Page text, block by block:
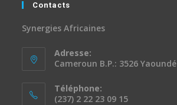
Contacts
Synergies Africaines
Adresse:
Cameroun B.P.: 3526 Yaoundé
Téléphone:
(237) 2 22 23 09 15